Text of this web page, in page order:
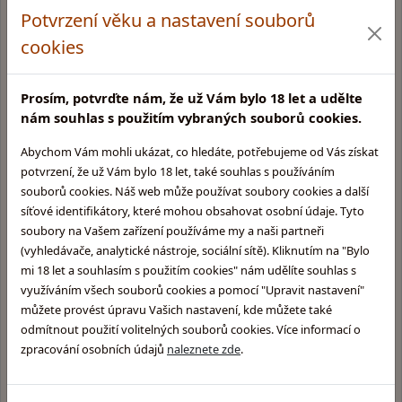
Potvrzení věku a nastavení souborů
cookies
Prosím, potvrďte nám, že už Vám bylo 18 let a udělte
nám souhlas s použitím vybraných souborů cookies.
Abychom Vám mohli ukázat, co hledáte, potřebujeme od Vás získat
potvrzení, že už Vám bylo 18 let, také souhlas s používáním
souborů cookies. Náš web může používat soubory cookies a další
síťové identifikátory, které mohou obsahovat osobní údaje. Tyto
soubory na Vašem zařízení používáme my a naši partneři
(vyhledávače, analytické nástroje, sociální sítě). Kliknutím na "Bylo
mi 18 let a souhlasím s použitím cookies" nám udělíte souhlas s
využíváním všech souborů cookies a pomocí "Upravit nastavení"
můžete provést úpravu Vašich nastavení, kde můžete také
odmítnout použití volitelných souborů cookies. Více informací o
zpracování osobních údajů naleznete zde.
Dárky k nákupu, fan shop
Velký výběr skladem
Kamenná prodejna v Praze
Glentyno Whisky Shop
Na Malovance 6, Praha 6
Zobrazit mapu
Otevírací doba:
Pondělí: 10:00 - 15:00